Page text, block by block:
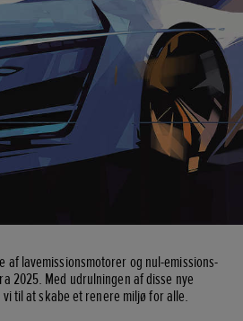
af lavemissionsmotorer og nul-emissions-
2025. Med udrulningen af disse nye
til at skabe et renere miljø for alle.